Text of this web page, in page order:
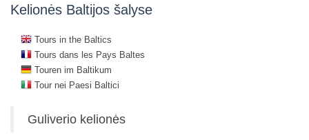
Kelionės Baltijos šalyse
Tours in the Baltics
Tours dans les Pays Baltes
Touren im Baltikum
Tour nei Paesi Baltici
Guliverio kelionės